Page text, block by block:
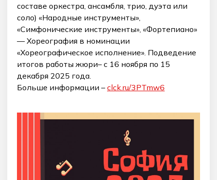
составе оркестра, ансамбля, трио, дуэта или
соло) «Народные инструменты»,
«Симфонические инструменты», «Фортепиано»
— Хореография в номинации
«Хореографическое исполнение». Подведение
итогов работы жюри– с 16 ноября по 15
декабря 2025 года.
Больше информации – clck.ru/3PTmw6